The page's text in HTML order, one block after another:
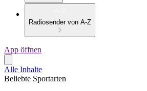
Radiosender von A-Z
App öffnen
Alle Inhalte
Beliebte Sportarten